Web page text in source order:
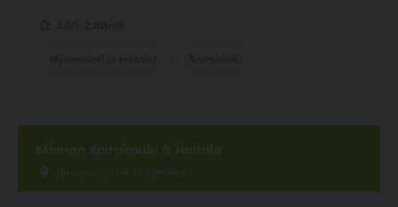
Minnan Koirakoulu & Hoitola
Järvenpääntie 71, Liminka